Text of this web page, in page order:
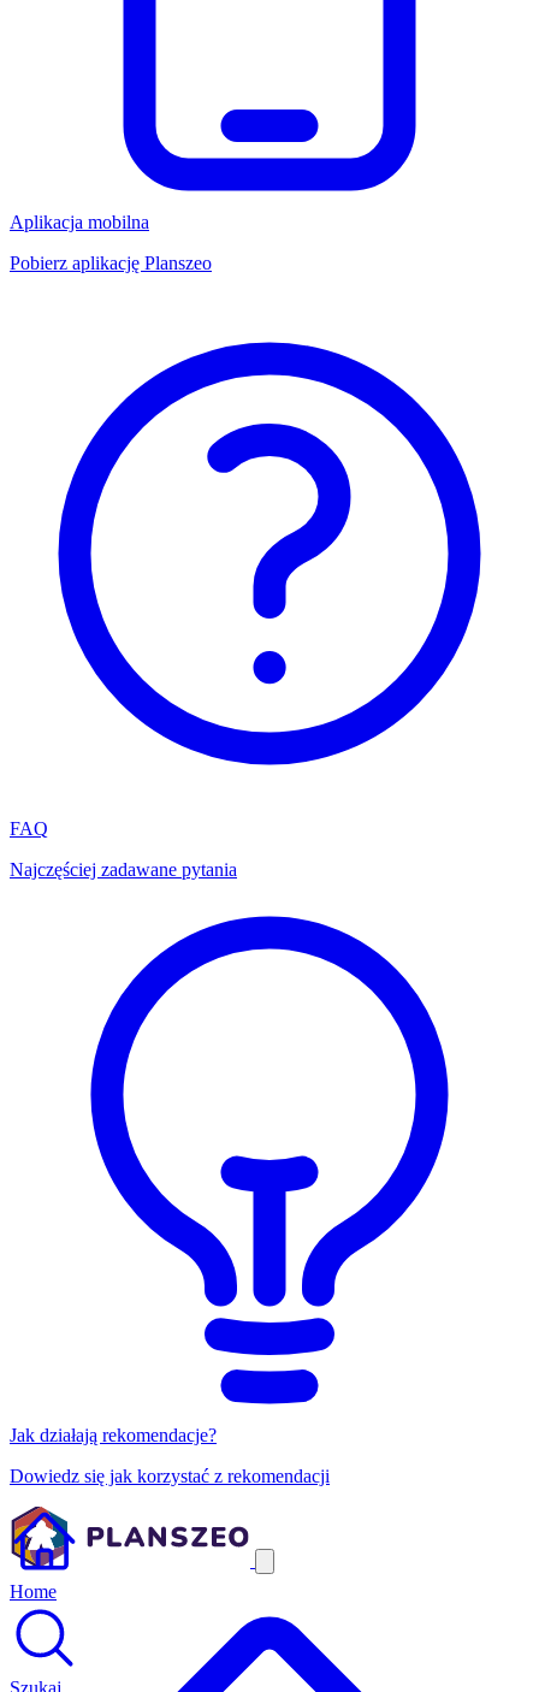
Aplikacja mobilna
Pobierz aplikację Planszeo
FAQ
Najczęściej zadawane pytania
Jak działają rekomendacje?
Dowiedz się jak korzystać z rekomendacji
Home
Szukaj